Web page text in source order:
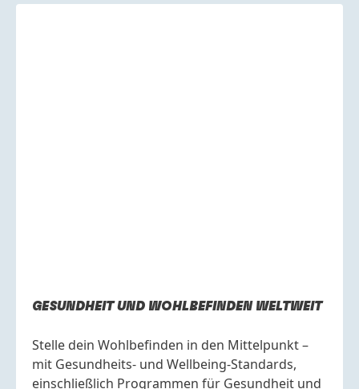
GESUNDHEIT UND WOHLBEFINDEN WELTWEIT
Stelle dein Wohlbefinden in den Mittelpunkt –
mit Gesundheits- und Wellbeing-Standards,
einschließlich Programmen für Gesundheit und